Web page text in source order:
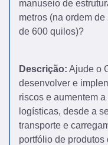
manuseio de
metros (na ordem
de 600 quilos)?
Descrição: Ajude o
desenvolver e
riscos e aumentem
logísticas, desde a
transporte e
portfólio de produtos